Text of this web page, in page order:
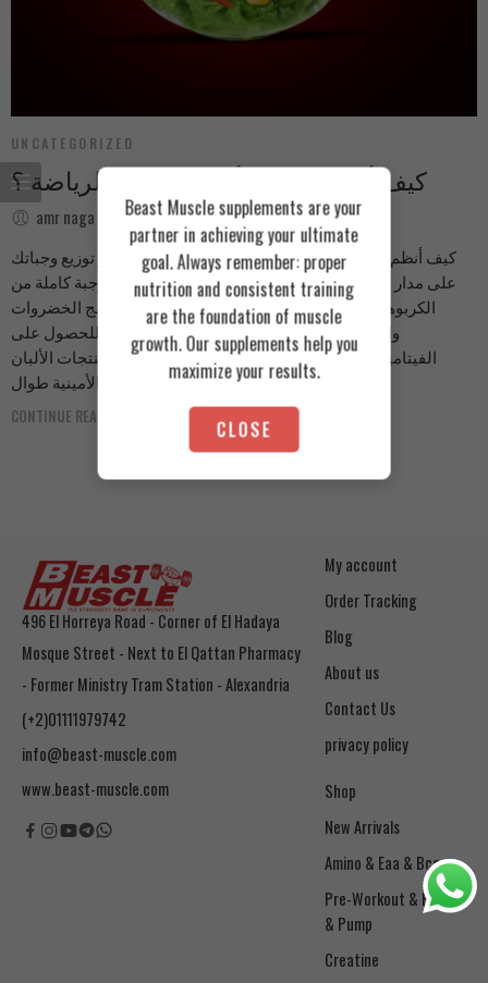
UNCATEGORIZED
كيف أنظم وجباتي أثناء ممارسة الرياضة ؟
amr naga
December 21, 2023
كيف أنظم وجباتي أثناء ممارسة الرياضة ؟ أهم شيء هو توزيع وجباتك
على مدار اليوم وجبة ما بعد التمرين، من الأفضل تناول وجبة كاملة من
الكربوهيدرات والبروتين والدهون الصحية للتعافي دمج الخضروات
والفواكه في وجباتك، خاصة قبل وبعد التمرين، للحصول على
الفيتامينات والطاقة اللازمة وجبة ليلية تحتوي على منتجات الألبان
لتزويد الجسم بالأحماض الأمينية طوال […]
CONTINUE READING ➞
496 El Horreya Road - Corner of El Hadaya
Mosque Street - Next to El Qattan Pharmacy
- Former Ministry Tram Station - Alexandria
(+2)01111979742
info@beast-muscle.com
www.beast-muscle.com
My account
Order Tracking
Blog
About us
Contact Us
privacy policy
Shop
New Arrivals
Amino & Eaa & Bcaa
& Pump
Creatine
Beast Muscle supplements are your
partner in achieving your ultimate
goal. Always remember: proper
nutrition and consistent training
are the foundation of muscle
growth. Our supplements help you
maximize your results.
CLOSE